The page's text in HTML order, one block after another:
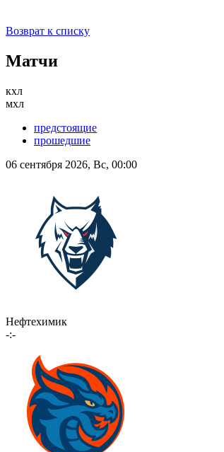
Возврат к списку
Матчи
кхл
мхл
предстоящие
прошедшие
06 сентября 2026, Вс, 00:00
Нефтехимик
-:-